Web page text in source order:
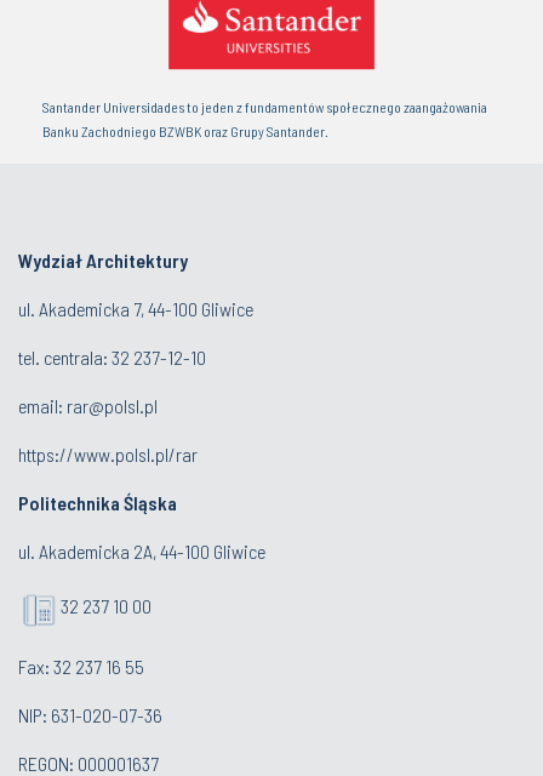
Santander Universidades to jeden z fundamentów społecznego zaangażowania
Banku Zachodniego BZWBK oraz Grupy Santander.
Wydział Architektury
ul. Akademicka 7, 44-100 Gliwice
tel. centrala: 32 237-12-10
email: rar@polsl.pl
https://www.polsl.pl/rar
Politechnika Śląska
ul. Akademicka 2A, 44-100 Gliwice
32 237 10 00
Fax: 32 237 16 55
NIP: 631-020-07-36
REGON: 000001637